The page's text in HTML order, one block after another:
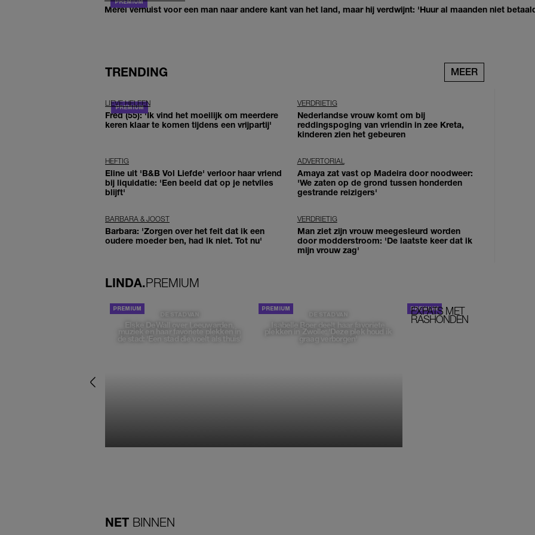
Merel verhuist voor een man naar andere kant van het land, maar hij verdwijnt: 'Huur al maanden niet
TRENDING MEER
LIEVE HELEEN
Fred (55): 'Ik vind het moeilijk om meerdere
keren klaar te komen tijdens een vrijpartij'
VERDRIETIG
Nederlandse vrouw komt om bij
reddingspoging van vriendin in zee Kreta,
kinderen zien het gebeuren
HEFTIG
Eline uit 'B&B Vol Liefde' verloor haar vriend
bij liquidatie: 'Een beeld dat op je netvlies
blijft'
ADVERTORIAL
Amaya zat vast op Madeira door noodweer:
'We zaten op de grond tussen honderden
gestrande reizigers'
BARBARA & JOOST
Barbara: 'Zorgen over het feit dat ik een
oudere moeder ben, had ik niet. Tot nu'
VERDRIETIG
Man ziet zijn vrouw meegesleurd worden
door modderstroom: 'De laatste keer dat ik
mijn vrouw zag'
LINDA.PREMIUM
DE STAD VAN
Elske DeWall over Leeuwarden,
muziek en haar favoriete plekken in
de stad: 'Een stad die voelt als thuis'
DE STAD VAN
Isabelle Boer deelt haar favoriete
plekken in Zwolle: 'Deze plek houd ik
graag verborgen'
EXPATS MET
RASHONDEN
NET BINNEN